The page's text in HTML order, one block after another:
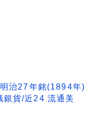
治27年銘(1894年)
銀貨/近24 流通美